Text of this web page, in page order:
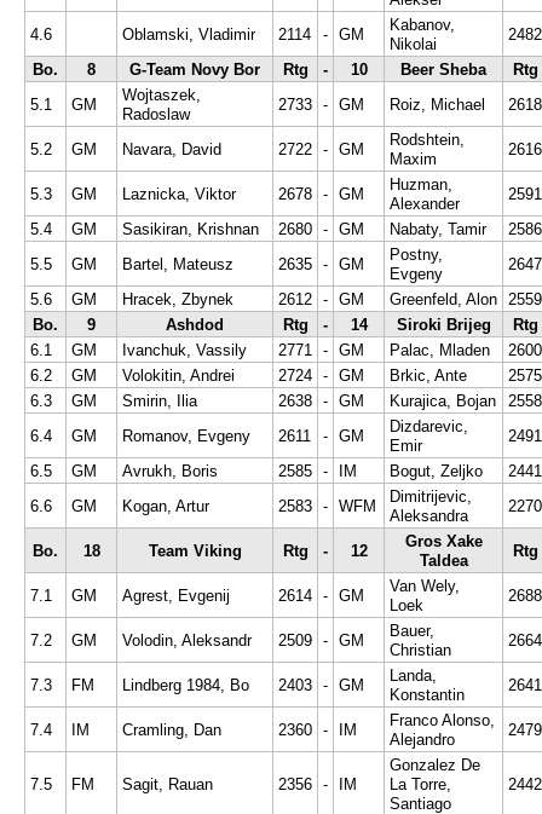
4.6
Oblamski, Vladimir 2114 - GM
Kabanov,
Nikolai
2482
Bo.
8 G-Team Novy Bor Rtg - 10 Beer Sheba
Rtg
5.1
GM
Wojtaszek,
Radoslaw
2733 - GM Roiz, Michael 2618
5.2 GM Navara, David 2722 - GM
Rodshtein,
Maxim
2616
5.3 GM Laznicka, Viktor 2678 - GM
Huzman,
Alexander
2591
5.4
GM Sasikiran, Krishnan 2680 - GM Nabaty, Tamir
2586
5.5
GM Bartel, Mateusz 2635 - GM
Postny,
Evgeny
2647
5.6
GM Hracek, Zbynek 2612 - GM Greenfeld, Alon 2559
Bo.
9 Ashdod Rtg - 14 Siroki Brijeg
Rtg
6.1
GM Ivanchuk, Vassily 2771 - GM Palac, Mladen
2600
6.2
GM Volokitin, Andrei 2724 - GM Brkic, Ante
2575
6.3
GM Smirin, Ilia 2638 - GM Kurajica, Bojan
2558
6.4
GM Romanov, Evgeny 2611 - GM
Dizdarevic,
Emir
2491
6.5
GM Avrukh, Boris 2585 - IM Bogut, Zeljko
2441
6.6
GM Kogan, Artur 2583 - WFM
Dimitrijevic,
Aleksandra
2270
Bo. 18 Team Viking Rtg - 12
Gros Xake
Taldea
Rtg
7.1 GM Agrest, Evgenij 2614 - GM
Van Wely,
Loek
2688
7.2 GM Volodin, Aleksandr 2509 - GM
Bauer,
Christian
2664
7.3 FM Lindberg 1984, Bo 2403 - GM
Landa,
Konstantin
2641
7.4 IM Cramling, Dan 2360 - IM
Franco Alonso,
Alejandro
2479
7.5 FM Sagit, Rauan 2356 - IM
Gonzalez De
La Torre,
Santiago
2442